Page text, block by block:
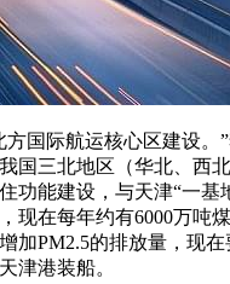
方国际航运核心区建设。
国三北地区（华北、西
功能建设，与天津“一基
现在每年约有6000万吨
加PM2.5的排放量，现
津港装船。